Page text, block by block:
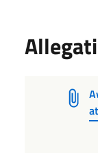
Allegati